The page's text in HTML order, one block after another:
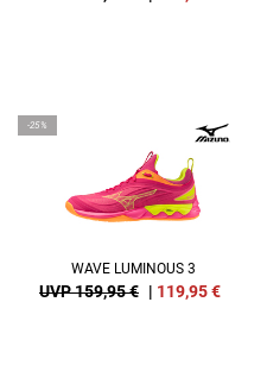
-25%
WAVE LUMINOUS 3
UVP 159,95 € | 119,95€